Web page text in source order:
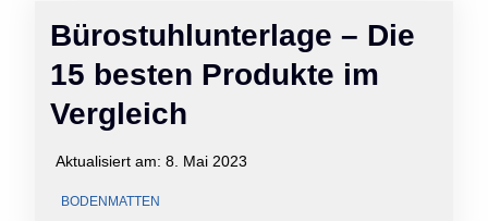
Bürostuhlunterlage – Die
15 besten Produkte im
Vergleich
Aktualisiert am: 8. Mai 2023
BODENMATTEN